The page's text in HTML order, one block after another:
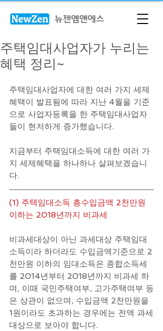
주택임대사업자가 누리는
혜택 정리~
주택임대사업자에 대한 여러 가지 세제
혜택이 발표됨에 따라 지난 4월을 기준
으로 사업자등록을 한 주택임대사업자
들이 현저하게 증가했습니다.
지금부터 주택임대소득에 대한 여러 가
지 세제혜택을 하나하나 살펴보겠습니
다.
(1) 주택임대소득 총수입금액 2천만원
이하는 2018년까지 비과세
비과세대상이 아닌 과세대상 주택임대
소득이라 하더라도 수입금액기준으로 2
천만원 이하의 임대소득은 종합소득세
를 2014년부터 2018년까지 비과세 하
며, 이때 국민주택여부, 고가주택여부 등
은 상관이 없으며, 수입금액 2천만원을
1원이라도 초과하는 경우에는 전액 과세
대상으로 보아야 합니다.